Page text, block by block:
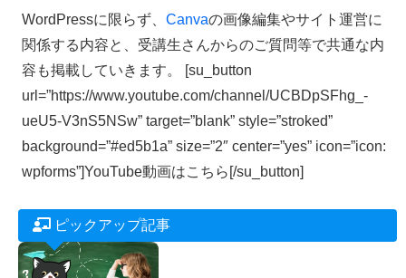
WordPressに限らず、 Canvaの画像編集やサイト運営に
関係する内容と、受講生さんからのご質問等で共通な内
容も掲載していきます。 [su_button
url=”https://www.youtube.com/channel/UCBDpSFhg_-
ueU5-V3nS5NSw” target=”blank” style=”stroked”
background=”#ed5b1a” size=”2″ center=”yes” icon=”icon:
wpforms”]YouTube動画はこちら[/su_button]
ピックアップ記事